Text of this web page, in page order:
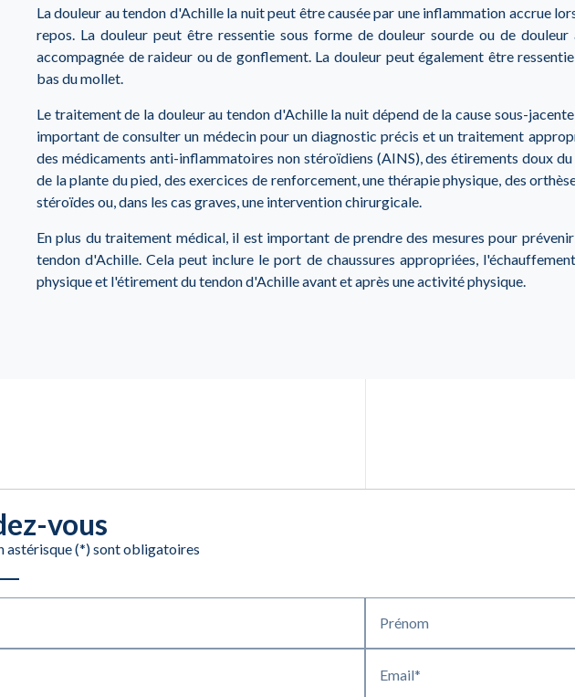
La douleur au tendon d'Achille la nuit peut être causée par une inflammation accrue
repos. La douleur peut être ressentie sous forme de douleur sourde ou de
accompagnée de raideur ou de gonflement. La douleur peut également être
bas du mollet.
Le traitement de la douleur au tendon d'Achille la nuit dépend de la cause sous-
important de consulter un médecin pour un diagnostic précis et un traitement
des médicaments anti-inflammatoires non stéroïdiens (AINS), des étirements doux
de la plante du pied, des exercices de renforcement, une thérapie physique, des
stéroïdes ou, dans les cas graves, une intervention chirurgicale.
En plus du traitement médical, il est important de prendre des mesures pour
tendon d'Achille. Cela peut inclure le port de chaussures appropriées,
physique et l'étirement du tendon d'Achille avant et après une activité physique.
vous
astérisque (*) sont obligatoires
Prénom
Email*